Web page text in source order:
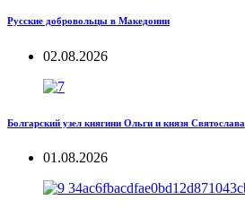
Русские добровольцы в Македонии
02.08.2026
Болгарский узел княгини Ольги и князя Святослава
01.08.2026